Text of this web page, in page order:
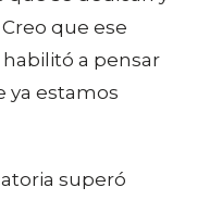
que ese
a pensar
ya estamos
superó